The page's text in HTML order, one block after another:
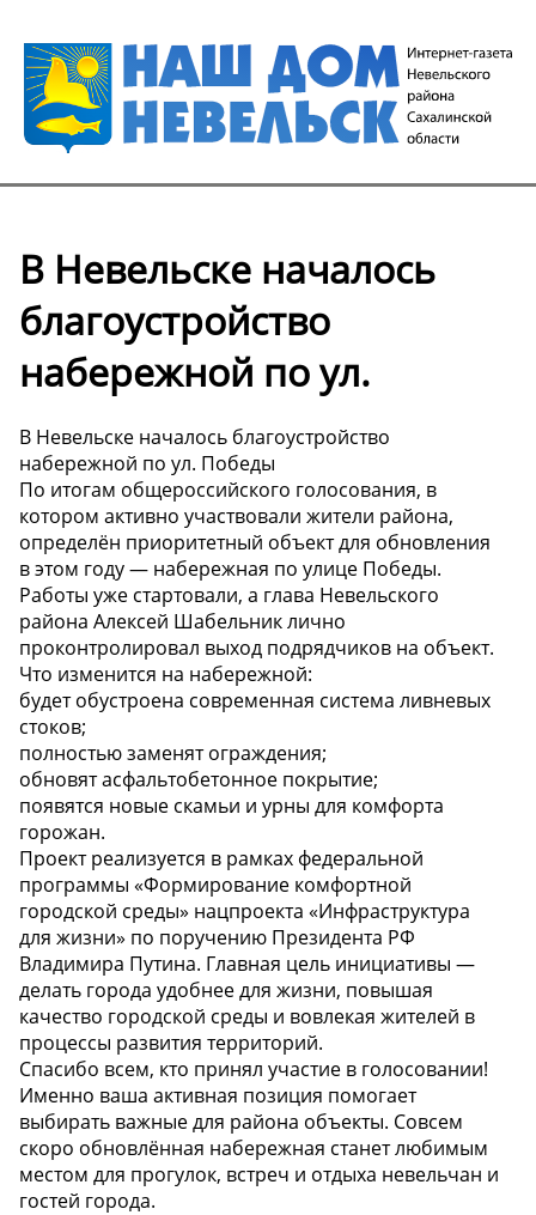
В Невельске началось
благоустройство
набережной по ул.
В Невельске началось благоустройство
набережной по ул. Победы
По итогам общероссийского голосования, в
котором активно участвовали жители района,
определён приоритетный объект для обновления
в этом году — набережная по улице Победы.
Работы уже стартовали, а глава Невельского
района Алексей Шабельник лично
проконтролировал выход подрядчиков на объект.
Что изменится на набережной:
будет обустроена современная система ливневых
стоков;
полностью заменят ограждения;
обновят асфальтобетонное покрытие;
появятся новые скамьи и урны для комфорта
горожан.
Проект реализуется в рамках федеральной
программы «Формирование комфортной
городской среды» нацпроекта «Инфраструктура
для жизни» по поручению Президента РФ
Владимира Путина. Главная цель инициативы —
делать города удобнее для жизни, повышая
качество городской среды и вовлекая жителей в
процессы развития территорий.
Спасибо всем, кто принял участие в голосовании!
Именно ваша активная позиция помогает
выбирать важные для района объекты. Совсем
скоро обновлённая набережная станет любимым
местом для прогулок, встреч и отдыха невельчан и
гостей города.